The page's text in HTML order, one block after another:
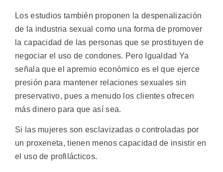
Los estudios también proponen la despenalización
de la industria sexual como una forma de promover
la capacidad de las personas que se prostituyen de
negociar el uso de condones. Pero Igualdad Ya
señala que el apremio económico es el que ejerce
presión para mantener relaciones sexuales sin
preservativo, pues a menudo los clientes ofrecen
más dinero para que así sea.
Si las mujeres son esclavizadas o controladas por
un proxeneta, tienen menos capacidad de insistir en
el uso de profilácticos.